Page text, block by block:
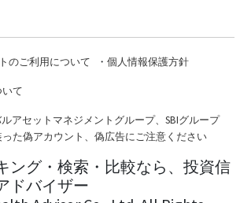
のご利用について ・ 個人情報保護方針
て
アセットマネジメントグループ、SBIグループ
た偽アカウント、偽広告にご注意ください
ング・検索・比較なら、投資信
ドバイザー